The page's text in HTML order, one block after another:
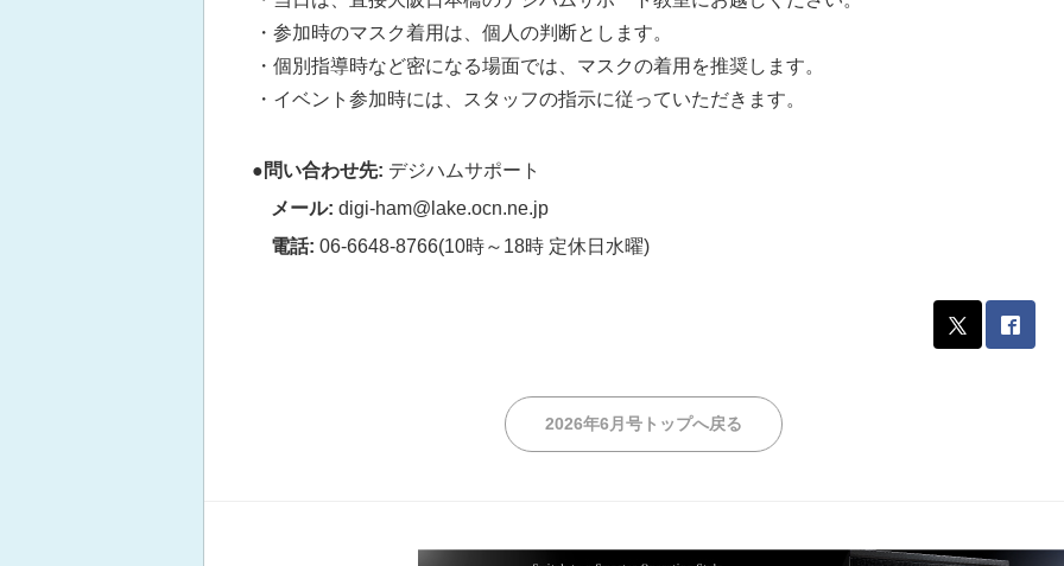
・参加時のマスク着用は、個人の判断とします。
・個別指導時など密になる場面では、マスクの着用を推奨します。
・イベント参加時には、スタッフの指示に従っていただきます。
●問い合わせ先: デジハムサポート
メール: digi-ham@lake.ocn.ne.jp
電話: 06-6648-8766(10時～18時 定休日水曜)
2026年6月号トップへ戻る